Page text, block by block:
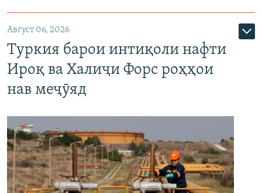
Август 06, 2026
Туркия барои интиқоли нафти
Ироқ ва Халиҷи Форс роҳҳои
нав меҷӯяд